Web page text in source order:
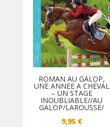
ROMAN AU GALOP,
UNE ANNEE A CHEVAL
– UN STAGE
INOUBLIABLE//AU
GALOP/LAROUSSE/
9,95 €